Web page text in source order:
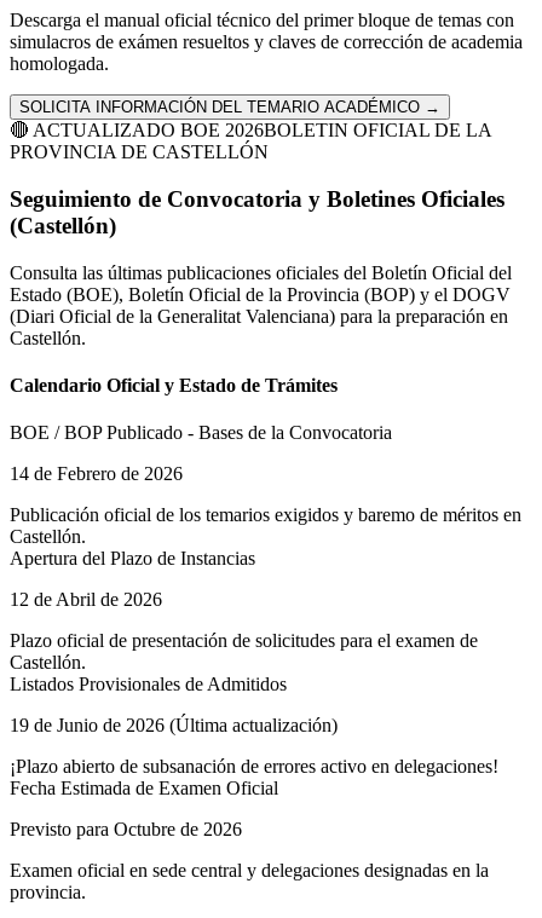
Descarga el manual oficial técnico del primer bloque de temas con
simulacros de exámen resueltos y claves de corrección de academia
homologada.
SOLICITA INFORMACIÓN DEL TEMARIO ACADÉMICO →
🔴 ACTUALIZADO BOE 2026BOLETIN OFICIAL DE LA
Seguimiento de Convocatoria y Boletines Oficiales
(Castellón)
Consulta las últimas publicaciones oficiales del Boletín Oficial del
Estado (BOE), Boletín Oficial de la Provincia (BOP) y el DOGV
(Diari Oficial de la Generalitat Valenciana) para la preparación en
Castellón.
Calendario Oficial y Estado de Trámites
BOE / BOP Publicado - Bases de la Convocatoria
14 de Febrero de 2026
Publicación oficial de los temarios exigidos y baremo de méritos en
Castellón.
Apertura del Plazo de Instancias
12 de Abril de 2026
Plazo oficial de presentación de solicitudes para el examen de
Castellón.
Listados Provisionales de Admitidos
19 de Junio de 2026 (Última actualización)
¡Plazo abierto de subsanación de errores activo en delegaciones!
Fecha Estimada de Examen Oficial
Previsto para Octubre de 2026
Examen oficial en sede central y delegaciones designadas en la
provincia.